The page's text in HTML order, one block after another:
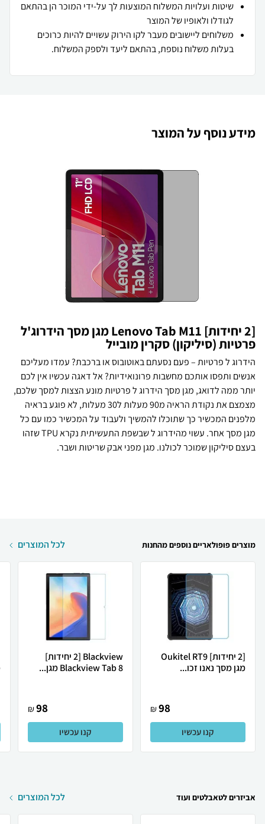
שיטות ועלויות המשלוח המוצעות לך על-ידי המוכר הן בהתאם
לגודלו ולאופיו של המוצר
משלוחים ליישובים מעבר לקו הירוק עשויים להיות כרוכים
בעלות משלוח נוספת, בהתאם ליעד ולספק המשלוח.
מידע נוסף על המוצר
[2 יחידות] Lenovo Tab M11 מגן מסך הידרוג'ל
פרטיות (סיליקון) סקרין מובייל
הידרוג ל פרטיות – פעם נסעתם באוטובוס או ברכבת? עמדו מעליכם
אנשים ותפסו אותכם מחשבות פרונואידיות? אל דאגה עכשיו אין לכם
יותר ממה לדואג, מגן מסך הידרוג ל פרטיות מונע הצצות למסך שלכם,
מצמצם את נקודת הראיה מ90 מעלות ל30 מעלות, לא פוגע בראיה
מלפנים המכשיר כך שתוכלו להמשיך ולעבוד על המכשיר כמו עם כל
מגן מסך אחר. עשוי מהידרוג ל שבשפת התעשיתית נקרא TPU שזהו
בעצם סיליקון שמוכר לכולנו. מגן מפני אבק שריטות ושבר.
מוצרים פופולאריים נוספים מהחנות לכל המוצרים
[2 יחידות] Oukitel RT9
מגן מסך נאנו זכו...
98
₪
קנו עכשיו
Blackview [2 יחידות]
Blackview Tab 8 מגן...
98
₪
קנו עכשיו
אביזרים לטאבלטים ועוד לכל המוצרים